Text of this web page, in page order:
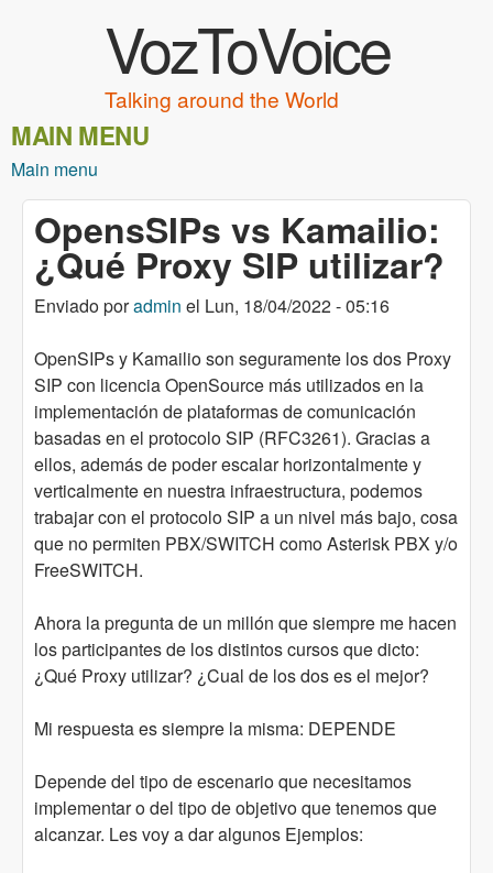
VozToVoice
Talking around the World
MAIN MENU
Main menu
OpensSIPs vs Kamailio:
¿Qué Proxy SIP utilizar?
Enviado poradmin el Lun, 18/04/2022 - 05:16
OpenSIPs y Kamailio son seguramente los dos Proxy
SIP con licencia OpenSource más utilizados en la
implementación de plataformas de comunicación
basadas en el protocolo SIP (RFC3261). Gracias a
ellos, además de poder escalar horizontalmente y
verticalmente en nuestra infraestructura, podemos
trabajar con el protocolo SIP a un nivel más bajo, cosa
que no permiten PBX/SWITCH como Asterisk PBX y/o
FreeSWITCH.
Ahora la pregunta de un millón que siempre me hacen
los participantes de los distintos cursos que dicto:
¿Qué Proxy utilizar? ¿Cual de los dos es el mejor?
Mi respuesta es siempre la misma: DEPENDE
Depende del tipo de escenario que necesitamos
implementar o del tipo de objetivo que tenemos que
alcanzar. Les voy a dar algunos Ejemplos: